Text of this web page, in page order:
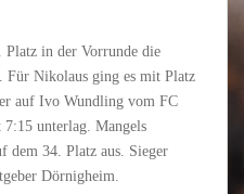
Platz in der Vorrunde die
Nikolaus ging es mit Platz
auf Ivo Wundling vom FC
unterlag. Mangels
dem 34. Platz aus. Sieger
Dörnigheim.